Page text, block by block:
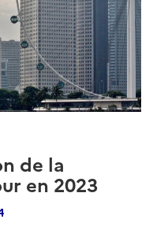
de la
en 2023